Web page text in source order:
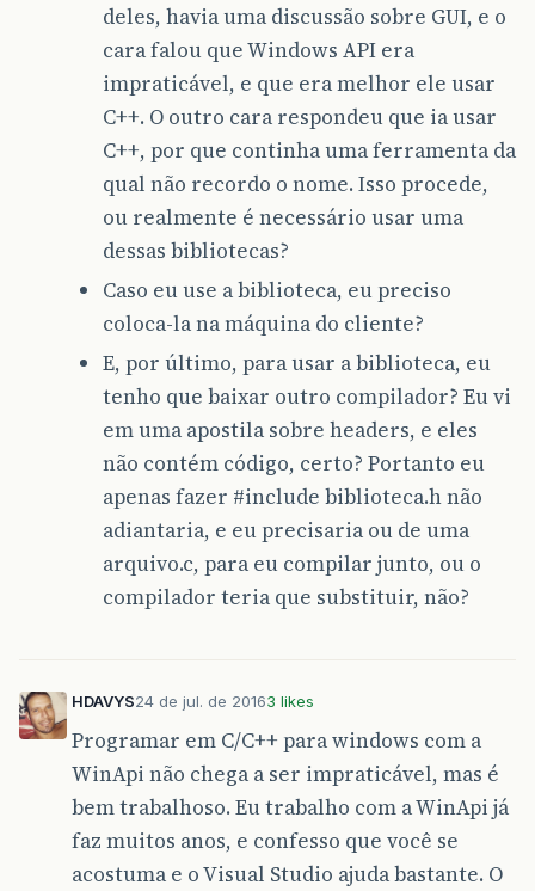
deles, havia uma discussão sobre GUI, e o
cara falou que Windows API era
impraticável, e que era melhor ele usar
C++. O outro cara respondeu que ia usar
C++, por que continha uma ferramenta da
qual não recordo o nome. Isso procede,
ou realmente é necessário usar uma
dessas bibliotecas?
Caso eu use a biblioteca, eu preciso
coloca-la na máquina do cliente?
E, por último, para usar a biblioteca, eu
tenho que baixar outro compilador? Eu vi
em uma apostila sobre headers, e eles
não contém código, certo? Portanto eu
apenas fazer #include biblioteca.h não
adiantaria, e eu precisaria ou de uma
arquivo.c, para eu compilar junto, ou o
compilador teria que substituir, não?
HDAVYS24 de jul. de 20163 likes
Programar em C/C++ para windows com a
WinApi não chega a ser impraticável, mas é
bem trabalhoso. Eu trabalho com a WinApi já
faz muitos anos, e confesso que você se
acostuma e o Visual Studio ajuda bastante. O